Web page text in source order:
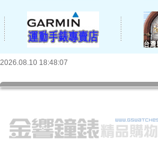
2026.08.10 18:48:07